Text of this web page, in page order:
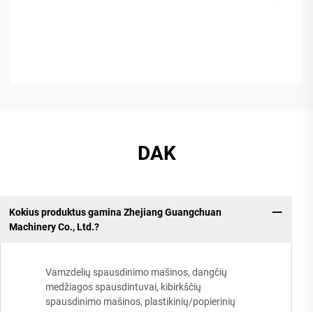
DAK
Kokius produktus gamina Zhejiang Guangchuan
Machinery Co., Ltd.?
Vamzdelių spausdinimo mašinos, dangčių
medžiagos spausdintuvai, kibirkščių
spausdinimo mašinos, plastikinių/popierinių